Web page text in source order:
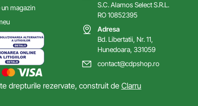
un magazin
S.C. Alamos Select S.R.L.
RO 10852395
Adresa
Bd. Libertatii, Nr. 11,
Hunedoara, 331059
contact@cdpshop.ro
drepturile rezervate, construit deClarru